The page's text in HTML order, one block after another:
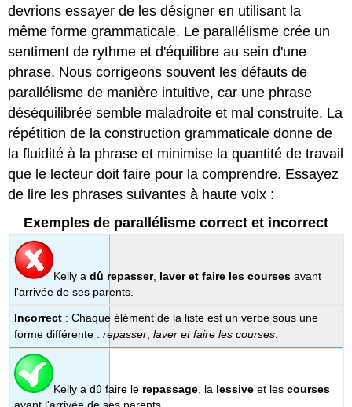
de
conjonctions
Création
d'un
parallélisme
en
utilisant
than
ou
as
Création
parallélisme
en
utilisant
corrélatives
Attribution
devrions essayer de les désigner en utilisant la
même forme grammaticale. Le parallélisme crée un
sentiment de rythme et d'équilibre au sein d'une
phrase. Nous corrigeons souvent les défauts de
parallélisme de manière intuitive, car une phrase
déséquilibrée semble maladroite et mal construite. La
répétition de la construction grammaticale donne de
la fluidité à la phrase et minimise la quantité de travail
que le lecteur doit faire pour la comprendre. Essayez
de lire les phrases suivantes à haute voix :
Exemples de parallélisme correct et incorrect
Kelly adû repasser, laver et faire les courses avant
l'arrivée de ses parents.
Incorrect : Chaque élément de la liste est un verbe sous une
forme différente :repasser,laver et faire les courses.
Kelly a dû faire le repassage , la lessive et lescourses